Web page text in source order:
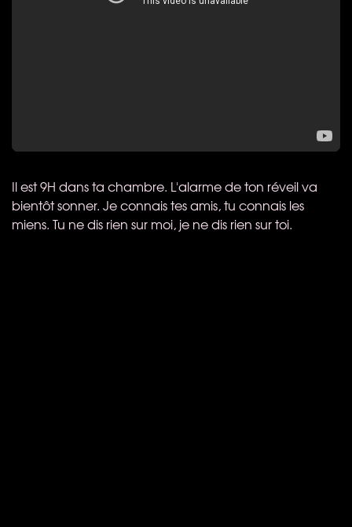
Il est 9H dans ta chambre. L'alarme de ton réveil va
bientôt sonner. Je connais tes amis, tu connais les
miens. Tu ne dis rien sur moi, je ne dis rien sur toi.